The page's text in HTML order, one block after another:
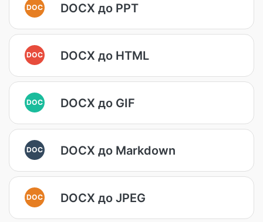
DOC DOCX до PPT
DOC DOCX до HTML
DOC DOCX до GIF
DOC DOCX до Markdown
DOC DOCX до JPEG